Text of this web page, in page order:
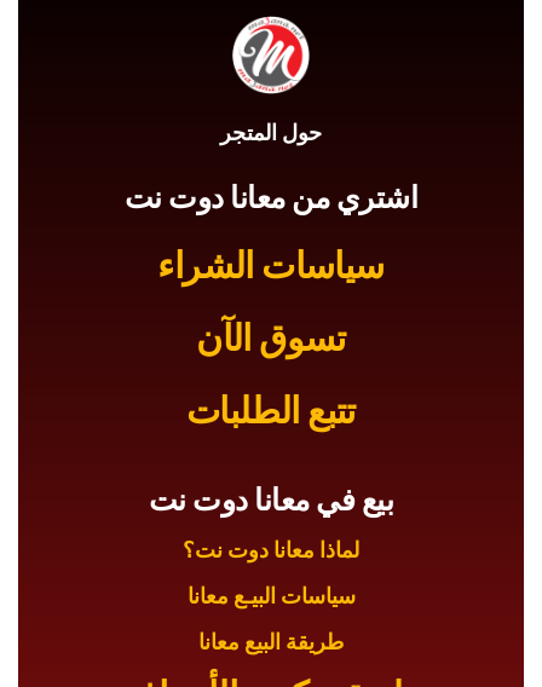
حول المتجر
اشتري من معانا دوت نت
سياسات الشراء
تسوق الآن
تتبع الطلبات
بيع في معانا دوت نت
لماذا معانا دوت نت؟
سياسات البيـع معانا
طريقة البيع معانا